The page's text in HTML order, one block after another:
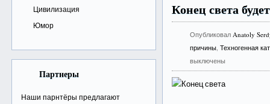
Цивилизация
Юмор
Партнеры
Наши парнтёры предлагают
Конец света
ОпубликовалAnatoly
причины,Техногенная
выключены